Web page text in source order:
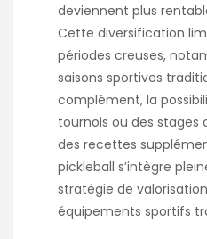
deviennent plus
Cette diversification
périodes creuses,
saisons sportives
complément, la
tournois ou des stages
des recettes
pickleball s’intègre
stratégie de
équipements sportifs